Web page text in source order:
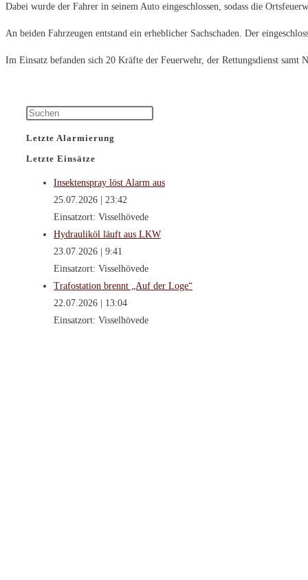
Dabei wurde der Fahrer in seinem Auto eingeschlossen, sodass die
An beiden Fahrzeugen entstand ein erheblicher Sachschaden. Der
Im Einsatz befanden sich 20 Kräfte der Feuerwehr, der Rettungsdienst samt
the
Letzte Alarmierung
Letzte Einsätze
Insektenspray löst Alarm aus
25.07.2026
23:42
Einsatzort: Visselhövede
Hydrauliköl läuft aus LKW
23.07.2026
9:41
Einsatzort: Visselhövede
Trafostation brennt „Auf der Loge“
22.07.2026
13:04
Einsatzort: Visselhövede